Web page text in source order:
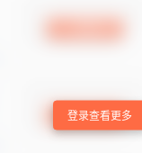
登录查看更多